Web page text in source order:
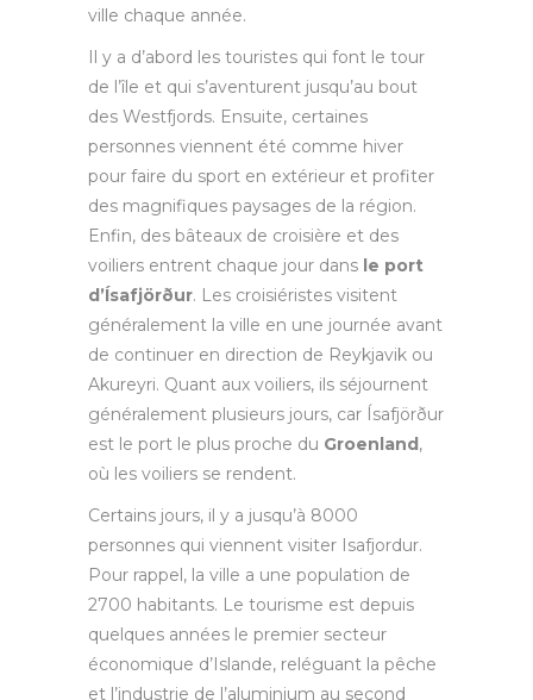
ville chaque année.
Il y a d’abord les touristes qui font le tour
de l’île et qui s’aventurent jusqu’au bout
des Westfjords. Ensuite, certaines
personnes viennent été comme hiver
pour faire du sport en extérieur et profiter
des magnifiques paysages de la région.
Enfin, des bâteaux de croisière et des
voiliers entrent chaque jour dans le port
d’Ísafjörður. Les croisiéristes visitent
généralement la ville en une journée avant
de continuer en direction de Reykjavik ou
Akureyri. Quant aux voiliers, ils séjournent
généralement plusieurs jours, car Ísafjörður
est le port le plus proche du Groenland,
où les voiliers se rendent.
Certains jours, il y a jusqu’à 8000
personnes qui viennent visiter Isafjordur.
Pour rappel, la ville a une population de
2700 habitants. Le tourisme est depuis
quelques années le premier secteur
économique d’Islande, reléguant la pêche
et l’industrie de l’aluminium au second